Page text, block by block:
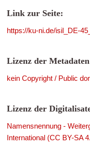
Link zur Seite:
https://ku-ni.de/isil_DE-
Lizenz der
kein Copyright / Public
Lizenz der
Namensnennung -
International (CC BY-SA